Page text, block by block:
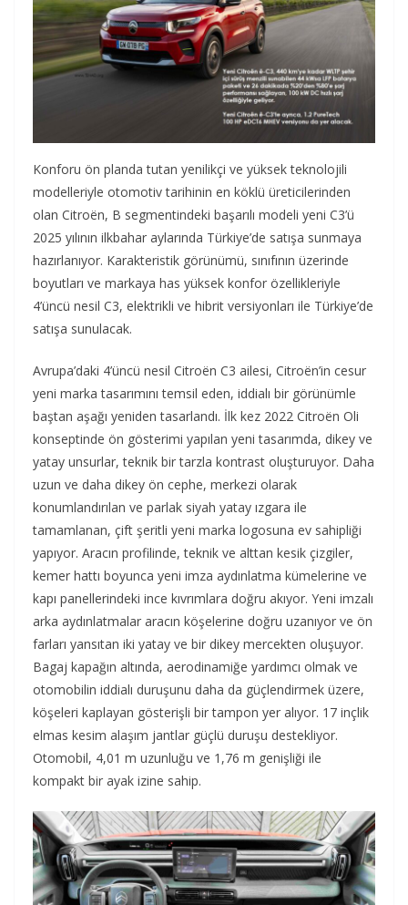
Konforu ön planda tutan yenilikçi ve yüksek teknolojili
modelleriyle otomotiv tarihinin en köklü üreticilerinden
olan Citroën, B segmentindeki başarılı modeli yeni C3’ü
2025 yılının ilkbahar aylarında Türkiye’de satışa sunmaya
hazırlanıyor. Karakteristik görünümü, sınıfının üzerinde
boyutları ve markaya has yüksek konfor özellikleriyle
4’üncü nesil C3, elektrikli ve hibrit versiyonları ile Türkiye’de
satışa sunulacak.
Avrupa’daki 4’üncü nesil Citroën C3 ailesi, Citroën’in cesur
yeni marka tasarımını temsil eden, iddialı bir görünümle
baştan aşağı yeniden tasarlandı. İlk kez 2022 Citroën Oli
konseptinde ön gösterimi yapılan yeni tasarımda, dikey ve
yatay unsurlar, teknik bir tarzla kontrast oluşturuyor. Daha
uzun ve daha dikey ön cephe, merkezi olarak
konumlandırılan ve parlak siyah yatay ızgara ile
tamamlanan, çift şeritli yeni marka logosuna ev sahipliği
yapıyor. Aracın profilinde, teknik ve alttan kesik çizgiler,
kemer hattı boyunca yeni imza aydınlatma kümelerine ve
kapı panellerindeki ince kıvrımlara doğru akıyor. Yeni imzalı
arka aydınlatmalar aracın köşelerine doğru uzanıyor ve ön
farları yansıtan iki yatay ve bir dikey mercekten oluşuyor.
Bagaj kapağın altında, aerodinamiğe yardımcı olmak ve
otomobilin iddialı duruşunu daha da güçlendirmek üzere,
köşeleri kaplayan gösterişli bir tampon yer alıyor. 17 inçlik
elmas kesim alaşım jantlar güçlü duruşu destekliyor.
Otomobil, 4,01 m uzunluğu ve 1,76 m genişliği ile
kompakt bir ayak izine sahip.